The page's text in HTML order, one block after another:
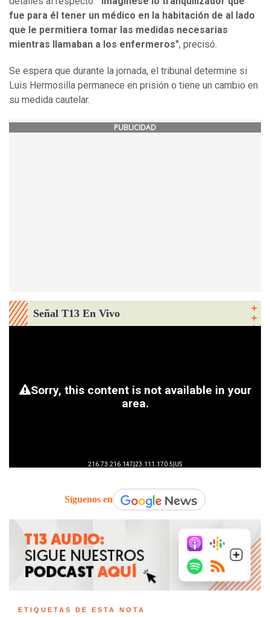
fue para él tener un médico en la habitación de al lado
que le permitiera tomar las medidas necesarias
mientras llamaban a los enfermeros", precisó.
Se espera que durante la jornada, el tribunal determine si
Luis Hermosilla permanece en prisión o tiene un cambio en
su medida cautelar.
PUBLICIDAD
Señal T13 En Vivo
Síguenos en
ETIQUETAS DE ESTA NOTA